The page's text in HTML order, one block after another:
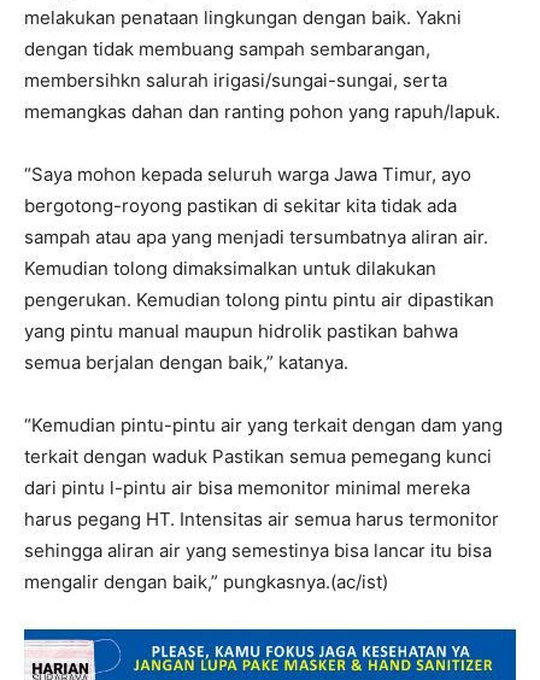
melakukan penataan lingkungan dengan baik. Yakni
dengan tidak membuang sampah sembarangan,
membersihkn salurah irigasi/sungai-sungai, serta
memangkas dahan dan ranting pohon yang rapuh/lapuk.
“Saya mohon kepada seluruh warga Jawa Timur, ayo
bergotong-royong pastikan di sekitar kita tidak ada
sampah atau apa yang menjadi tersumbatnya aliran air.
Kemudian tolong dimaksimalkan untuk dilakukan
pengerukan. Kemudian tolong pintu pintu air dipastikan
yang pintu manual maupun hidrolik pastikan bahwa
semua berjalan dengan baik,” katanya.
“Kemudian pintu-pintu air yang terkait dengan dam yang
terkait dengan waduk Pastikan semua pemegang kunci
dari pintu l-pintu air bisa memonitor minimal mereka
harus pegang HT. Intensitas air semua harus termonitor
sehingga aliran air yang semestinya bisa lancar itu bisa
mengalir dengan baik,” pungkasnya.(ac/ist)